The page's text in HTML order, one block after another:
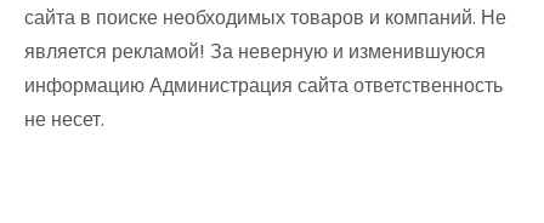
сайта в поиске необходимых товаров и компаний. Не
является рекламой! За неверную и изменившуюся
информацию Администрация сайта ответственность
не несет.